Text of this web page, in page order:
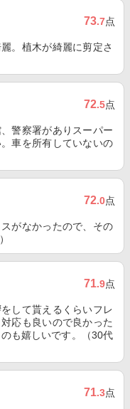
73.7点
。植木が綺麗に剪定さ
72.5点
警察署がありスーパー
車を所有していないの
72.0点
がなかったので、その
71.9点
して貰えるくらいフレ
応も良いので良かった
も嬉しいです。（30代
71.3点